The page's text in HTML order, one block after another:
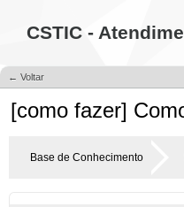
CSTIC -
← Voltar
[como fazer]
Base de Conhecimento